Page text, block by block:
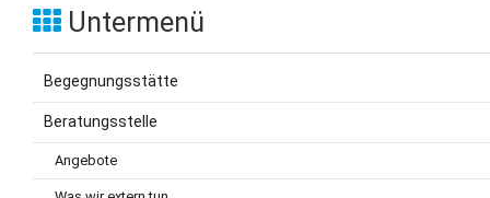
Untermenü
Begegnungsstätte
Beratungsstelle
Angebote